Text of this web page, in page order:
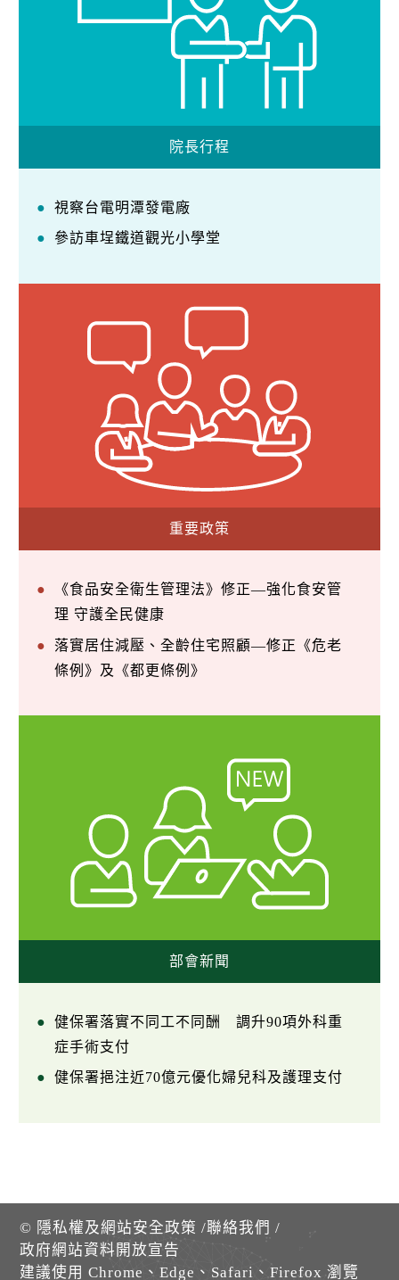
院長行程
視察台電明潭發電廠
參訪車埕鐵道觀光小學堂
重要政策
《食品安全衛生管理法》修正—強化食安管
理 守護全民健康
落實居住減壓、全齡住宅照顧—修正《危老
條例》及《都更條例》
部會新聞
健保署落實不同工不同酬 調升90項外科重
症手術支付
健保署挹注近70億元優化婦兒科及護理支付
© 隱私權及網站安全政策 /聯絡我們 /
政府網站資料開放宣告
建議使用 Chrome、Edge、Safari、Firefox 瀏覽